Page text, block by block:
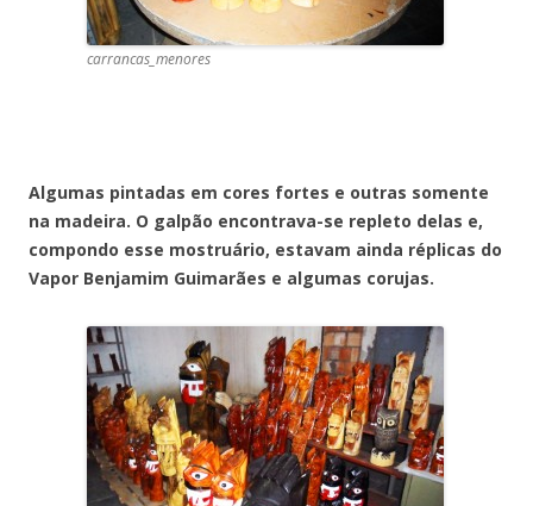
carrancas_menores
Algumas pintadas em cores fortes e outras somente
na madeira. O galpão encontrava-se repleto delas e,
compondo esse mostruário, estavam ainda réplicas do
Vapor Benjamim Guimarães e algumas corujas.